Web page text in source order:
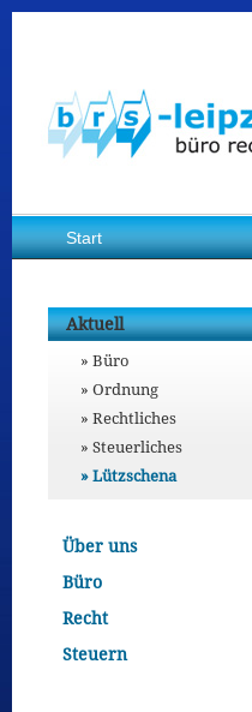
Start
Aktuell
Büro
Ordnung
Rechtliches
Steuerliches
Lützschena
Über uns
Büro
Recht
Steuern